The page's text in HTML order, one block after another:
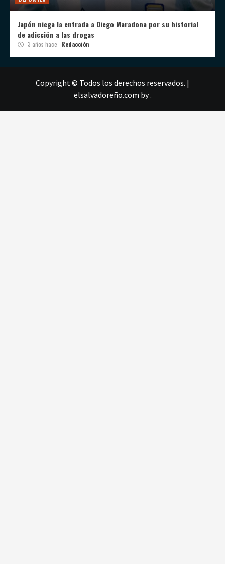
Japón niega la entrada a Diego Maradona por su historial
de adicción a las drogas
3 años hace Redacción
Copyright © Todos los derechos reservados. |
elsalvadoreño.com by .